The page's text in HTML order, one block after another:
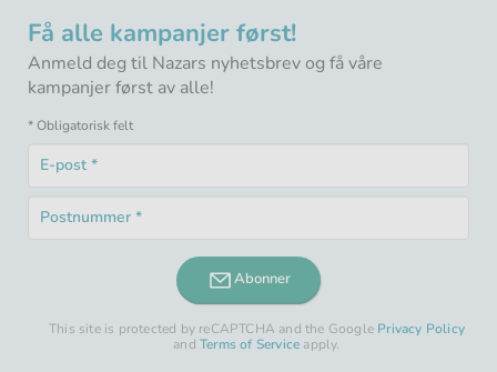
Få alle kampanjer først!
Anmeld deg til Nazars nyhetsbrev og få våre
kampanjer først av alle!
* Obligatorisk felt
E-
post
felt
Postnummer
Obligatorisk
Abonner
This site is protected by reCAPTCHA and the Google Privacy Policy
andTerms of Service apply.